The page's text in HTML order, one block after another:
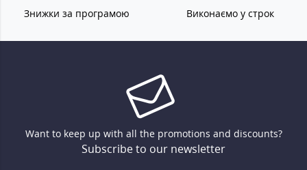
Знижки за програмою Виконаємо у строк
Want to keep up with all the promotions and discounts?
Subscribe to our newsletter